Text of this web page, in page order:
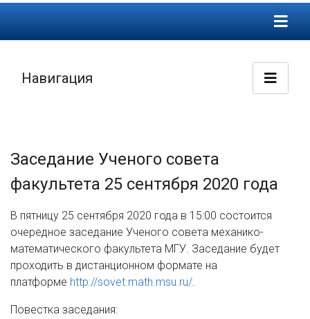
Навигация
Заседание Ученого совета
факультета 25 сентября 2020 года
В пятницу 25 сентября 2020 года в 15:00 состоится
очередное заседание Ученого совета механико-
математического факультета МГУ. Заседание будет
проходить в дистанционном формате на
платформе http://sovet.math.msu.ru/.
Повестка заседания: